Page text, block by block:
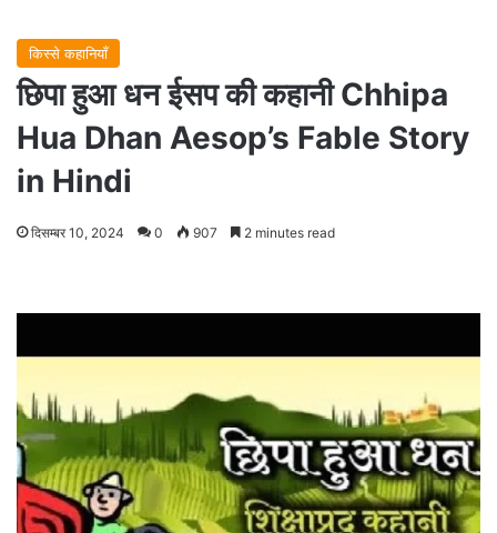
किस्से कहानियाँ
छिपा हुआ धन ईसप की कहानी Chhipa
Hua Dhan Aesop’s Fable Story
in Hindi
दिसम्बर 10, 2024 0 907 2 minutes read